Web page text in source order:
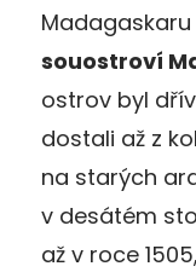
souostroví
ostrov byl
dostali až z
na starých
v desátém
až v roce